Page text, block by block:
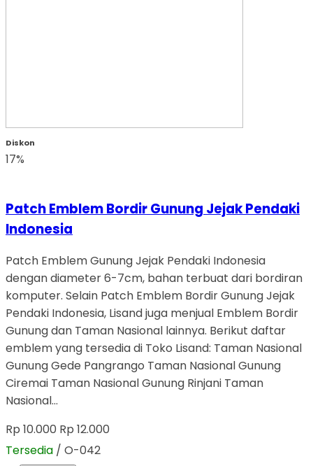
Diskon
17%
Patch Emblem Bordir Gunung Jejak Pendaki
Indonesia
Patch Emblem Gunung Jejak Pendaki Indonesia
dengan diameter 6-7cm, bahan terbuat dari bordiran
komputer. Selain Patch Emblem Bordir Gunung Jejak
Pendaki Indonesia, Lisand juga menjual Emblem Bordir
Gunung dan Taman Nasional lainnya. Berikut daftar
emblem yang tersedia di Toko Lisand: Taman Nasional
Gunung Gede Pangrango Taman Nasional Gunung
Ciremai Taman Nasional Gunung Rinjani Taman
Nasional…
Rp 10.000 Rp 12.000
Tersedia / O-042